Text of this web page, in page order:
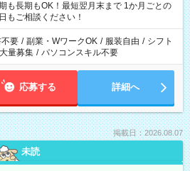
も長期もOK！最短翌月末まで 1か月ごとの
もご相談ください！
不要 / 副業・WワークOK / 服装自由 / シフト
量募集 / パソコンスキル不要
応募する 詳細へ
掲載日：2026.08.07
未読